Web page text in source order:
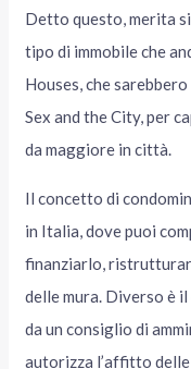
Detto questo, merita
tipo di immobile che
Houses, che
Sex and the City, per
da maggiore in città.
Il concetto di
in Italia, dove puoi
finanziarlo,
delle mura. Diverso è
da un consiglio di
autorizza l’affitto